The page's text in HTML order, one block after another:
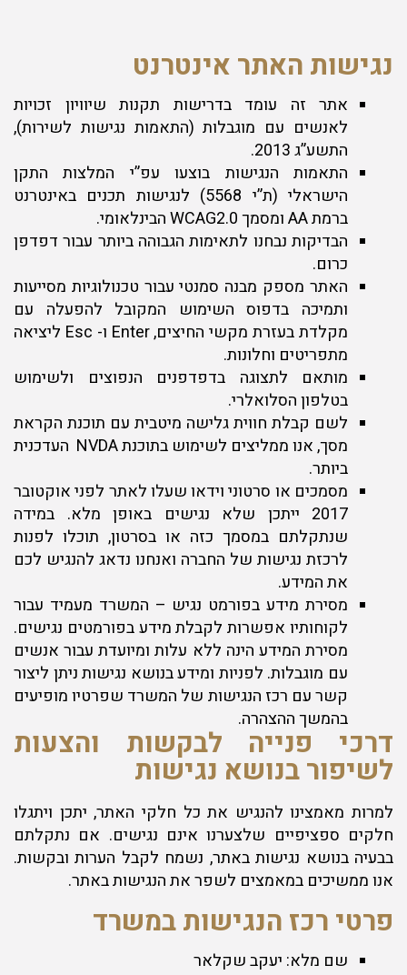
נגישות האתר אינטרנט
אתר זה עומד בדרישות תקנות שיוויון זכויות
לאנשים עם מוגבלות (התאמות נגישות לשירות),
התשע”ג 2013.
התאמות הנגישות בוצעו עפ”י המלצות התקן
הישראלי (ת”י 5568) לנגישות תכנים באינטרנט
ברמת AA ומסמך WCAG2.0 הבינלאומי.
הבדיקות נבחנו לתאימות הגבוהה ביותר עבור דפדפן
כרום.
האתר מספק מבנה סמנטי עבור טכנולוגיות מסייעות
ותמיכה בדפוס השימוש המקובל להפעלה עם
מקלדת בעזרת מקשי החיצים, Enter ו- Esc ליציאה
מתפריטים וחלונות.
מותאם לתצוגה בדפדפנים הנפוצים ולשימוש
בטלפון הסלואלרי.
לשם קבלת חווית גלישה מיטבית עם תוכנת הקראת
מסך, אנו ממליצים לשימוש בתוכנת NVDA העדכנית
ביותר.
מסמכים או סרטוני וידאו שעלו לאתר לפני אוקטובר
2017 ייתכן שלא נגישים באופן מלא. במידה
שנתקלתם במסמך כזה או בסרטון, תוכלו לפנות
לרכזת נגישות של החברה ואנחנו נדאג להנגיש לכם
את המידע.
מסירת מידע בפורמט נגיש – המשרד מעמיד עבור
לקוחותיו אפשרות לקבלת מידע בפורמטים נגישים.
מסירת המידע הינה ללא עלות ומיועדת עבור אנשים
עם מוגבלות. לפניות ומידע בנושא נגישות ניתן ליצור
קשר עם רכז הנגישות של המשרד שפרטיו מופיעים
בהמשך ההצהרה.
דרכי פנייה לבקשות והצעות
לשיפור בנושא נגישות
למרות מאמצינו להנגיש את כל חלקי האתר, יתכן ויתגלו
חלקים ספציפיים שלצערנו אינם נגישים. אם נתקלתם
בבעיה בנושא נגישות באתר, נשמח לקבל הערות ובקשות.
אנו ממשיכים במאמצים לשפר את הנגישות באתר.
פרטי רכז הנגישות במשרד
שם מלא: יעקב שקלאר